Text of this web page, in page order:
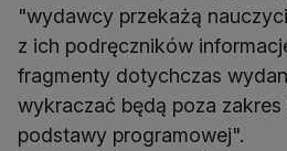
"wydawcy przekażą
z ich podręczników
fragmenty dotychczas
wykraczać będą poza zakres
podstawy programowej".